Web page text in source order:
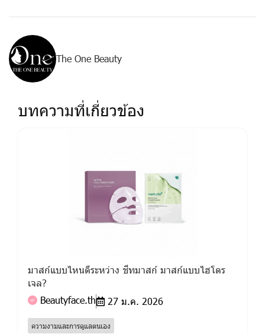
The One Beauty
บทความที่เกี่ยวข้อง
มาสก์แบบไหนดีระหว่าง ชีทมาสก์ มาสก์แบบไฮโดร
เจล?
Beautyface.th
27 ม.ค. 2026
ความงามและการดูแลตนเอง